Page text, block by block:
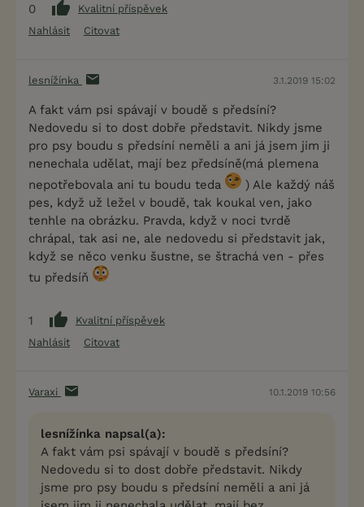
0
Kvalitní příspěvek
Nahlásit
Citovat
lesnížínka 3.1.2019 15:02
A fakt vám psi spávají v boudě s předsíní?
Nedovedu si to dost dobře představit. Nikdy jsme
pro psy boudu s předsíní neměli a ani já jsem jim ji
nenechala udělat, mají bez předsíně(má plemena
nepotřebovala ani tu boudu teda
) Ale každý náš
pes, když už ležel v boudě, tak koukal ven, jako
tenhle na obrázku. Pravda, když v noci tvrdě
chrápal, tak asi ne, ale nedovedu si představit jak,
když se něco venku šustne, se štrachá ven - přes
tu předsíň
1
Kvalitní příspěvek
Nahlásit
Citovat
Varaxi 10.1.2019 10:56
lesnížínka napsal(a):
A fakt vám psi spávají v boudě s předsíní?
Nedovedu si to dost dobře představit. Nikdy
jsme pro psy boudu s předsíní neměli a ani já